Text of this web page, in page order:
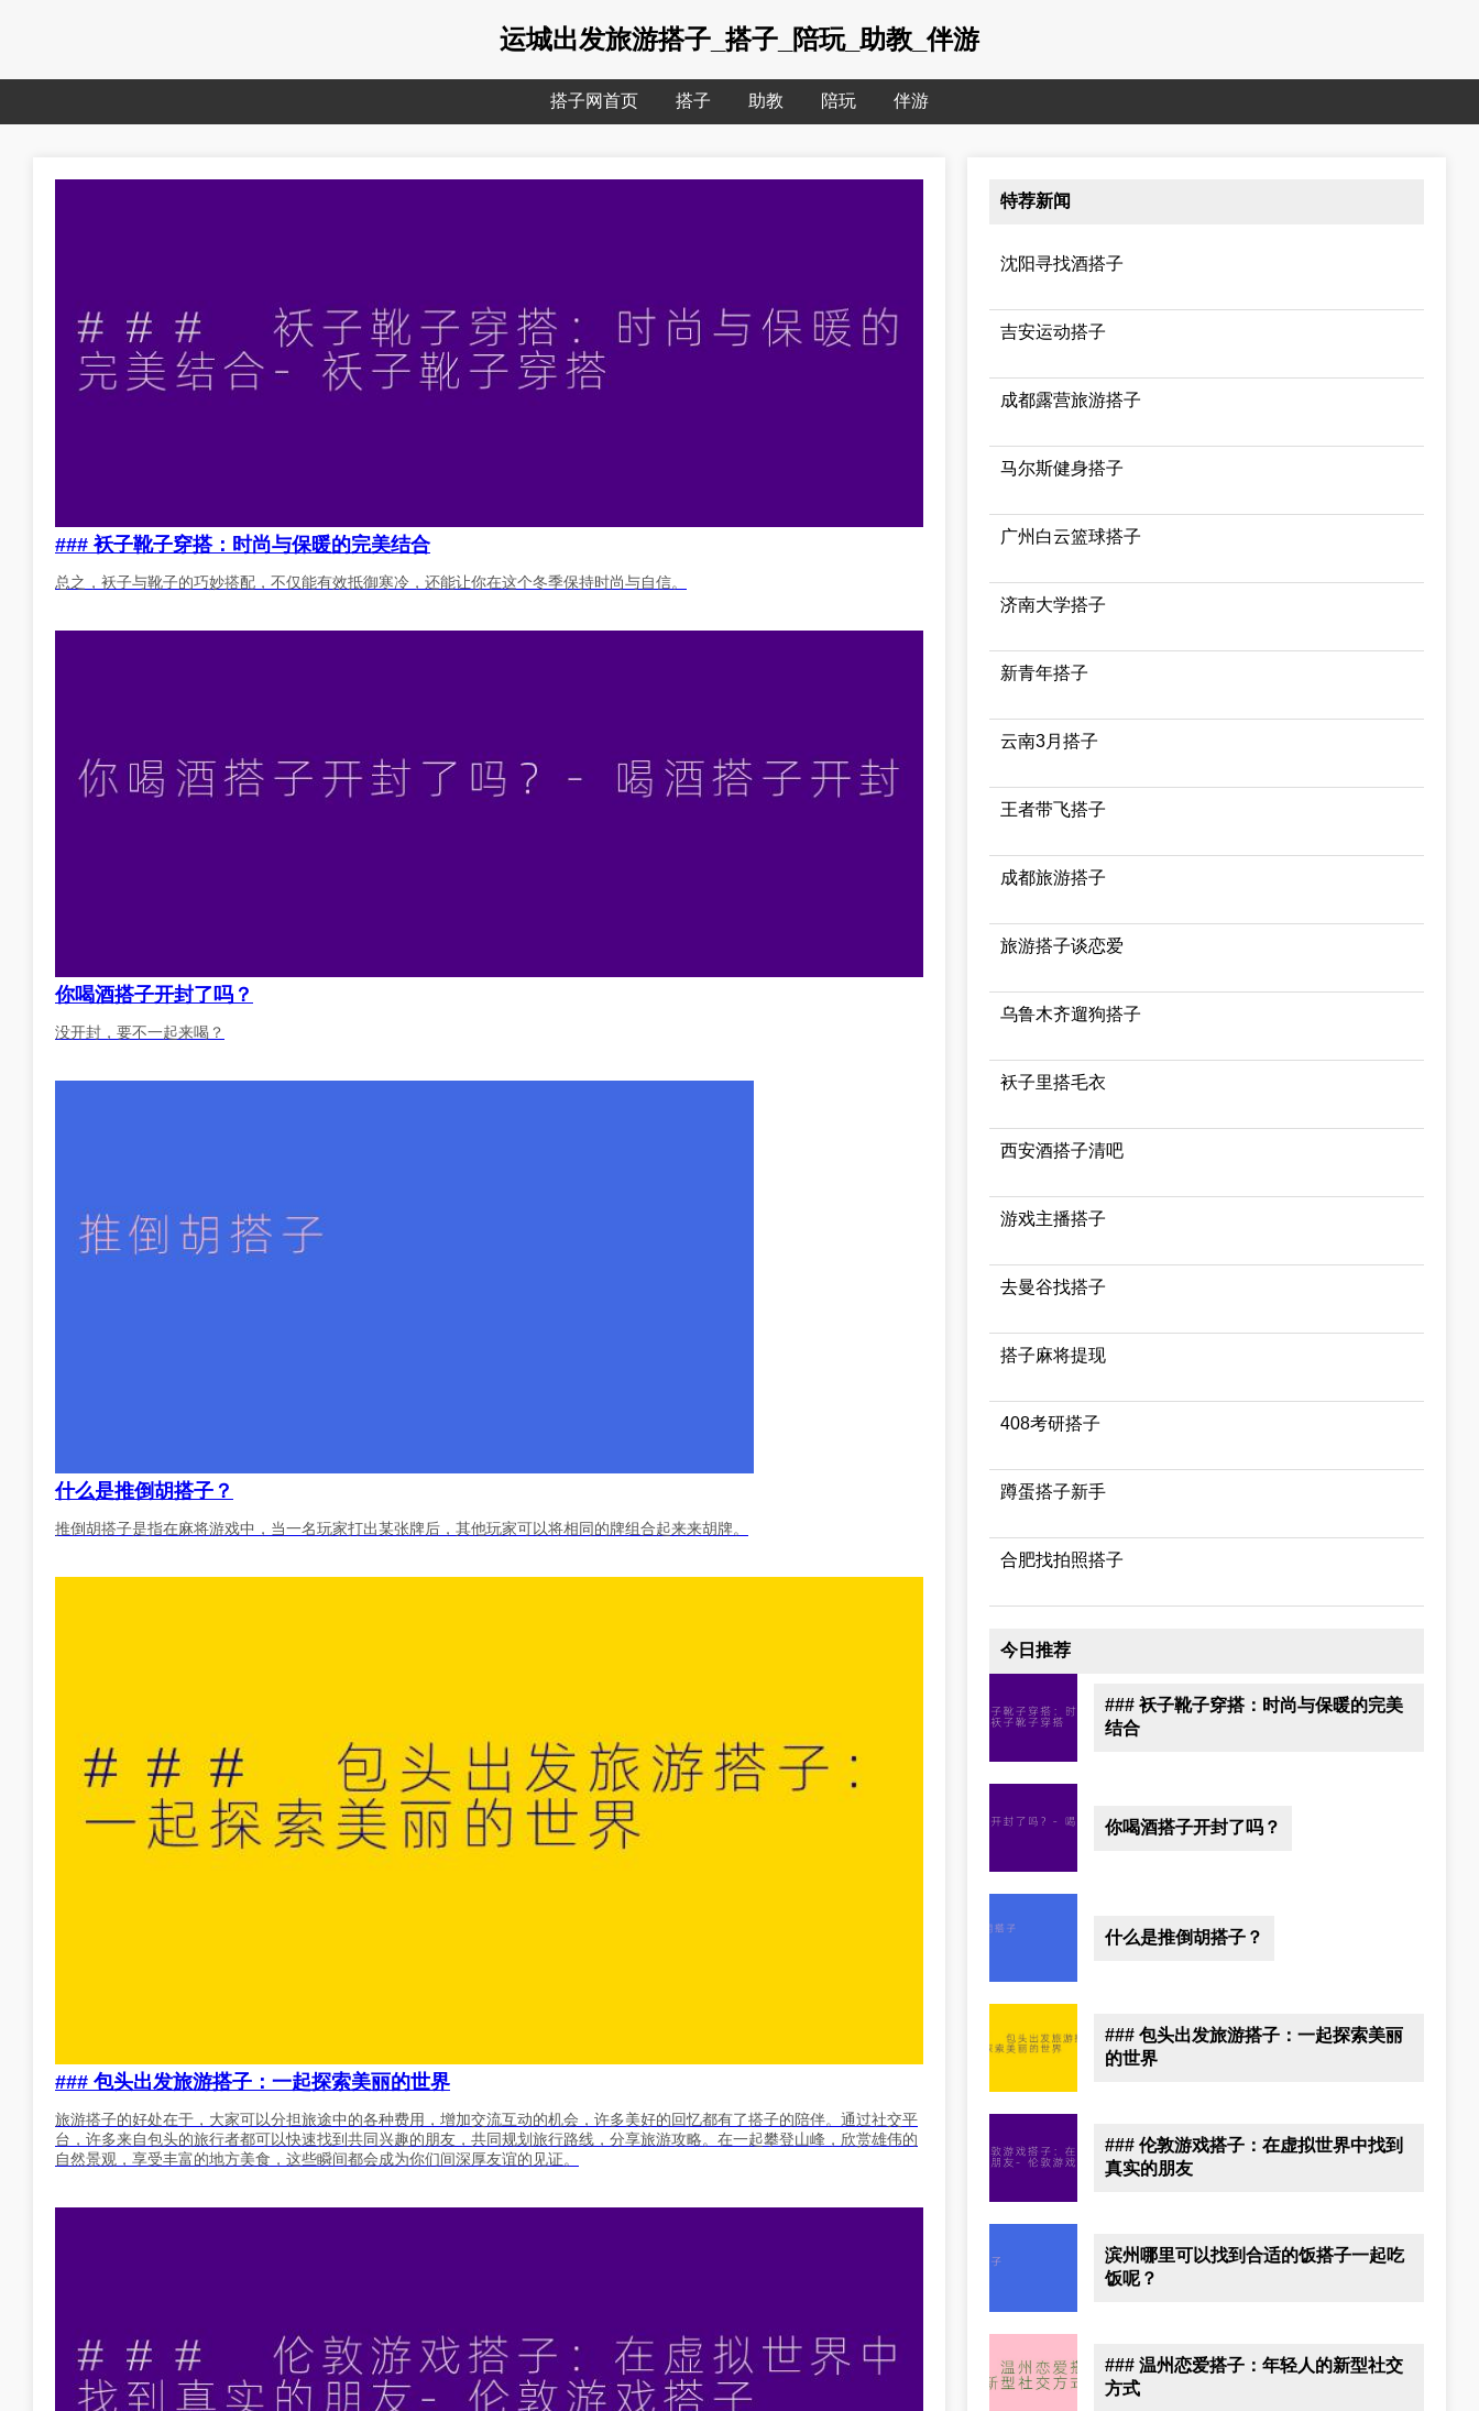
运城出发旅游搭子_搭子_陪玩_助教_伴游
搭子网首页 搭子 助教 陪玩 伴游
### 袄子靴子穿搭：时尚与保暖的完美结合
总之，袄子与靴子的巧妙搭配，不仅能有效抵御寒冷，还能让你在这个冬季保持时尚与自信。
你喝酒搭子开封了吗？
没开封，要不一起来喝？
什么是推倒胡搭子？
推倒胡搭子是指在麻将游戏中，当一名玩家打出某张牌后，其他玩家可以将相同的牌组合起来来胡牌。
### 包头出发旅游搭子：一起探索美丽的世界
旅游搭子的好处在于，大家可以分担旅途中的各种费用，增加交流互动的机会，许多美好的回忆都有了搭子的陪伴。通过社交平
台，许多来自包头的旅行者都可以快速找到共同兴趣的朋友，共同规划旅行路线，分享旅游攻略。在一起攀登山峰，欣赏雄伟的
自然景观，享受丰富的地方美食，这些瞬间都会成为你们间深厚友谊的见证。
特荐新闻
沈阳寻找酒搭子
吉安运动搭子
成都露营旅游搭子
马尔斯健身搭子
广州白云篮球搭子
济南大学搭子
新青年搭子
云南3月搭子
王者带飞搭子
成都旅游搭子
旅游搭子谈恋爱
乌鲁木齐遛狗搭子
袄子里搭毛衣
西安酒搭子清吧
游戏主播搭子
去曼谷找搭子
搭子麻将提现
408考研搭子
蹲蛋搭子新手
合肥找拍照搭子
今日推荐
### 袄子靴子穿搭：时尚与保暖的完美
结合
你喝酒搭子开封了吗？
什么是推倒胡搭子？
### 包头出发旅游搭子：一起探索美丽
的世界
### 伦敦游戏搭子：在虚拟世界中找到
真实的朋友
滨州哪里可以找到合适的饭搭子一起吃
饭呢？
### 温州恋爱搭子：年轻人的新型社交
方式